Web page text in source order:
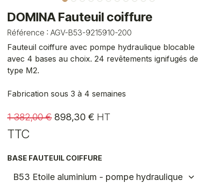
DOMINA Fauteuil coiffure
Référence : AGV-B53-9215910-200
Fauteuil coiffure avec pompe hydraulique blocable
avec 4 bases au choix. 24 revêtements ignifugés de
type M2.
Fabrication sous 3 à 4 semaines
1 382,00€ 898,30 € HT
TTC
BASE FAUTEUIL COIFFURE